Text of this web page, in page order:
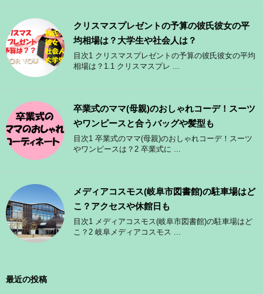
クリスマスプレゼントの予算の彼氏彼女の平
均相場は？大学生や社会人は？
目次1 クリスマスプレゼントの予算の彼氏彼女の平均
相場は？1.1 クリスマスプレ ...
卒業式のママ(母親)のおしゃれコーデ！スーツ
やワンピースと合うバッグや髪型も
目次1 卒業式のママ(母親)のおしゃれコーデ！スーツ
やワンピースは？2 卒業式に ...
メディアコスモス(岐阜市図書館)の駐車場はど
こ？アクセスや休館日も
目次1 メディアコスモス(岐阜市図書館)の駐車場はど
こ？2 岐阜メディアコスモス ...
最近の投稿